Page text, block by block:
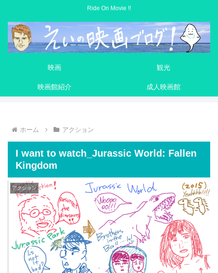
Ride On Movie !!
映画 観光
映画館紹介 成人映画館
ホーム アクション
I want to watch_Jurassic World: Fallen
Kingdom
アクション